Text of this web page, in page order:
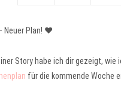
Neuer Plan! ❤️
Story habe ich dir gezeigt, wie
für die kommende Woche